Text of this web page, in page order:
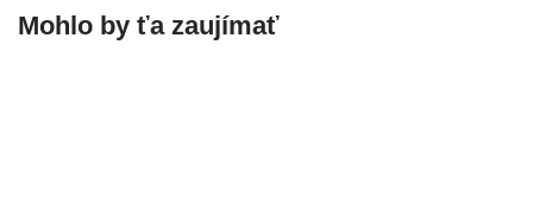
Mohlo by ťa zaujímať